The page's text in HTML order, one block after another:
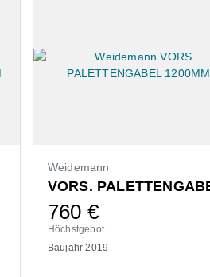
Weidemann
760 €
Höchstgebot
Baujahr 2019